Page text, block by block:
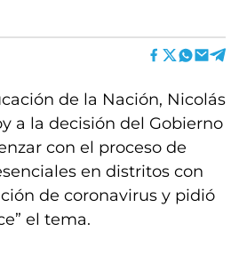
de la Nación, Nicolás
a la decisión del Gobierno
con el proceso de
en distritos con
de coronavirus y pidió
el tema.